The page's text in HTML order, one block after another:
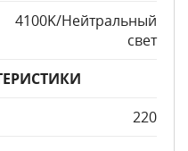
4100K/Нейтральный
свет
220